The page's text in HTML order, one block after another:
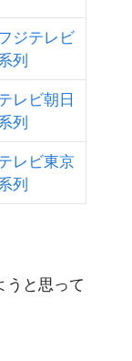
ジテレビ
列
レビ朝日
列
レビ東京
列
うと思って